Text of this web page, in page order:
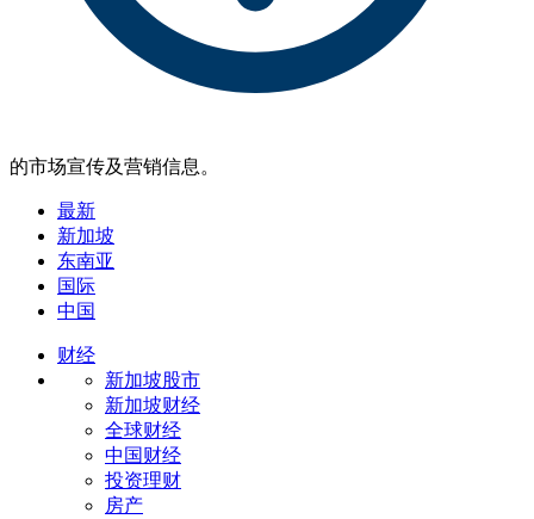
的市场宣传及营销信息。
最新
新加坡
东南亚
国际
中国
财经
新加坡股市
新加坡财经
全球财经
中国财经
投资理财
房产